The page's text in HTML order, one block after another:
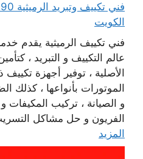
الكويت
فني تكييف الرميثية يقدم
عالم التكييف و التبريد ،
الأصلية ، توفير أجهزة
الموتورات بأنواعها ،
و الصيانة ، تركيب المكيفات و
الفريون و حل مشاكل
المزيد